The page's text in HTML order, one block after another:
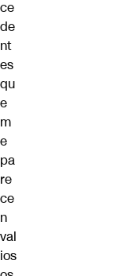
ce
de
nt
es
qu
e
m
e
pa
re
ce
n
val
ios